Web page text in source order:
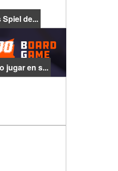
de...
jugar en s...